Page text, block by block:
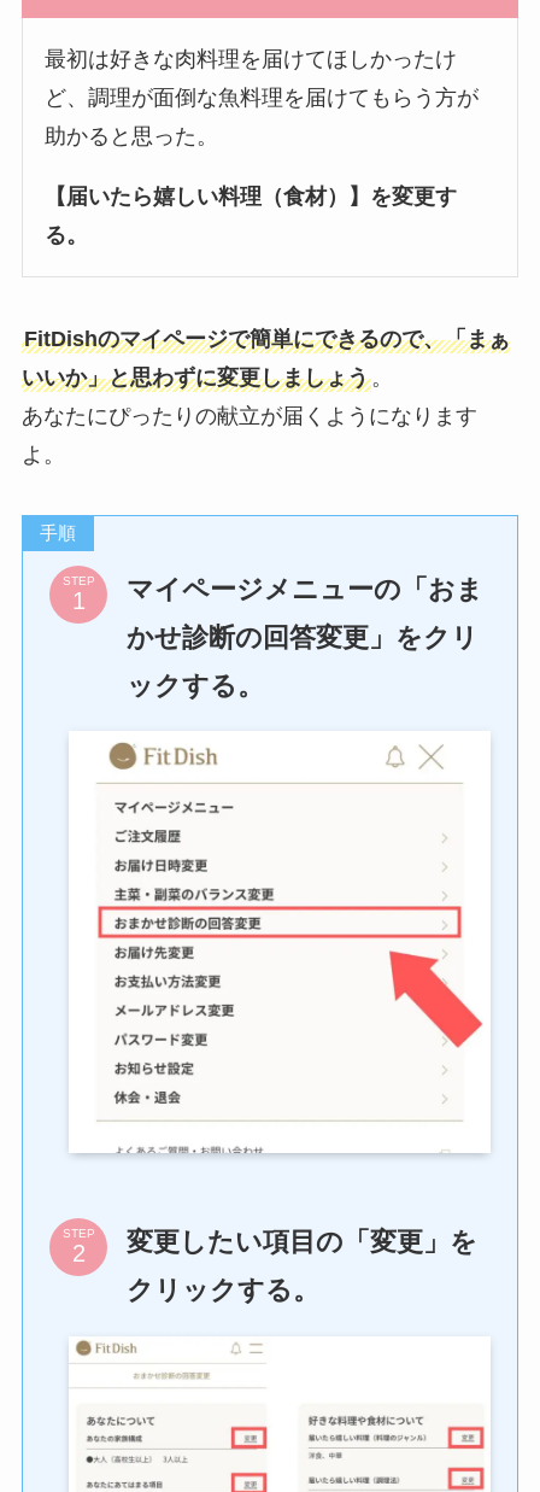
最初は好きな肉料理を届けてほしかったけ
ど、調理が面倒な魚料理を届けてもらう方が
助かると思った。
【届いたら嬉しい料理（食材）】を変更す
る。
FitDishのマイページで簡単にできるので、「まぁ
いいか」と思わずに変更しましょう。
あなたにぴったりの献立が届くようになります
よ。
手順
STEP
マイページメニューの「おま
かせ診断の回答変更」をクリ
ックする。
STEP
変更したい項目の「変更」を
クリックする。